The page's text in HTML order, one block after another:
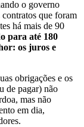
o governo
que foram
há mais de 90
para até 180
os juros e
obrigações e os
de pagar) não
mas não
em dia,